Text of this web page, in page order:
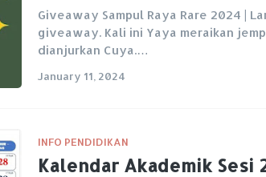
Giveaway Sampul Raya Rare 2024 |
giveaway. Kali ini Yaya meraikan
dianjurkan Cuya.…
January 11, 2024
INFO PENDIDIKAN
Kalendar Akademik Sesi